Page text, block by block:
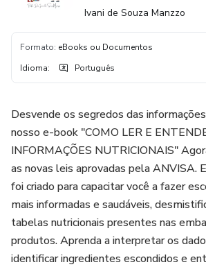
Ivani de Souza Manzzo
Formato: eBooks ou Documentos
Idioma: Português
Desvende os segredos das
nosso e-book "COMO LER E
INFORMAÇÕES NUTRICIONAIS"
as novas leis aprovadas pela ANVISA.
foi criado para capacitar você a fazer
mais informadas e saudáveis,
tabelas nutricionais presentes nas
produtos. Aprenda a interpretar os
identificar ingredientes escondidos e